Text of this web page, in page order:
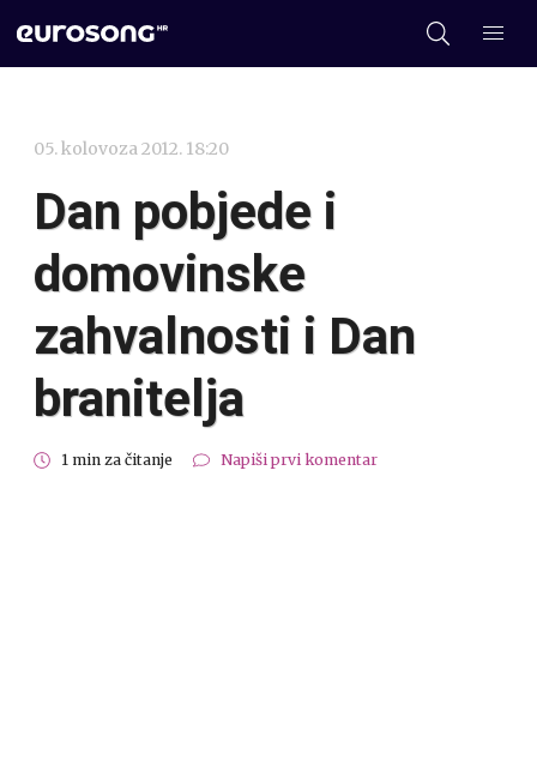
05. kolovoza 2012. 18:20
Dan pobjede i
domovinske
zahvalnosti i Dan
branitelja
1 min za čitanje Napiši prvi komentar